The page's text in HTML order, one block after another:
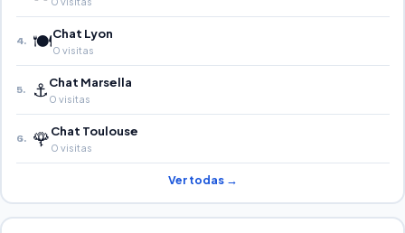
4. 🍽️Chat Lyon
0 visitas
5. ⚓Chat Marsella
0 visitas
6. 🌹Chat Toulouse
0 visitas
Ver todas →